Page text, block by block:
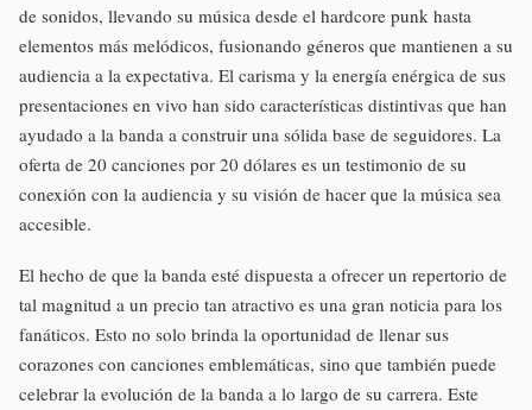
de sonidos, llevando su música desde el hardcore punk hasta
elementos más melódicos, fusionando géneros que mantienen a su
audiencia a la expectativa. El carisma y la energía enérgica de sus
presentaciones en vivo han sido características distintivas que han
ayudado a la banda a construir una sólida base de seguidores. La
oferta de 20 canciones por 20 dólares es un testimonio de su
conexión con la audiencia y su visión de hacer que la música sea
accesible.
El hecho de que la banda esté dispuesta a ofrecer un repertorio de
tal magnitud a un precio tan atractivo es una gran noticia para los
fanáticos. Esto no solo brinda la oportunidad de llenar sus
corazones con canciones emblemáticas, sino que también puede
celebrar la evolución de la banda a lo largo de su carrera. Este